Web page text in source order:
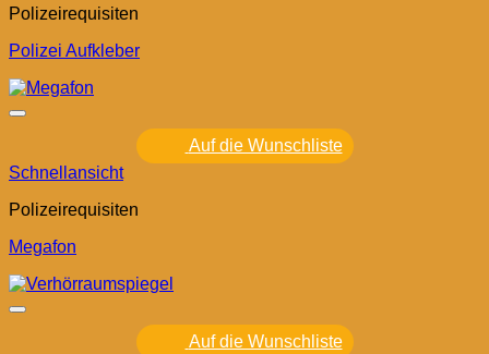
Polizeirequisiten
Polizei Aufkleber
Auf die Wunschliste
Schnellansicht
Polizeirequisiten
Megafon
Auf die Wunschliste